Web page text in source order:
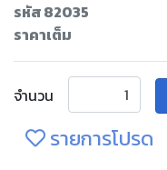
รหัส 82035
ราคาเต็ม
จำนวน
รายการโปรด